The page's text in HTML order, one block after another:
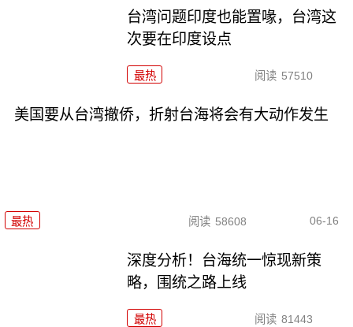
台湾问题印度也能置喙，台湾这
次要在印度设点
最热 阅读 57510
美国要从台湾撤侨，折射台海将会有大动作发生
最热 阅读 58608 06-16
深度分析！台海统一惊现新策
略，围统之路上线
最热 阅读 81443